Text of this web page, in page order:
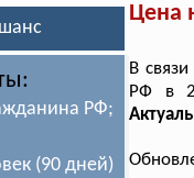
РФ;
(90 дней)
Цена
В
РФ в